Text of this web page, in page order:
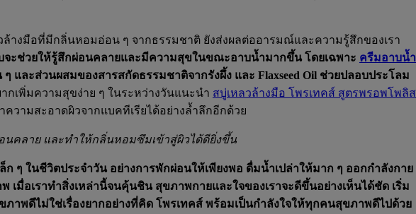
างมือที่มีกลิ่นหอมอ่อน ๆ จากธรรมชาติ ยังส่งผลต่ออารมณ์และความรู้สึกของเรา
ะช่วยให้รู้สึกผ่อนคลายและมีความสุขในขณะอาบน้ำมากขึ้น โดยเฉพาะ ครีมอาบน้ำ
และส่วนผสมของสารสกัดธรรมชาติจากรังผึ้ง และ Flaxseed Oil ช่วยปลอบประโลม
กเพิ่มความสุขง่าย ๆ ในระหว่างวันแนะนำ สบู่เหลวล้างมือ โพรเทคส์ สูตรพรอพโพลิส
วามสะอาดผิวจากแบคทีเรียได้อย่างล้ำลึกอีกด้วย
นคลาย และทำให้กลิ่นหอมซึมเข้าสู่ผิวได้ดียิ่งขึ้น
ก ๆ ในชีวิตประจำวัน อย่างการพักผ่อนให้เพียงพอ ดื่มน้ำเปล่าให้มาก ๆ ออกกำลังกาย
เมื่อเราทำสิ่งเหล่านี้จนคุ้นชิน สุขภาพกายและใจของเราจะดีขึ้นอย่างเห็นได้ชัด เริ่ม
พดีไม่ใช่เรื่องยากอย่างที่คิด โพรเทคส์ พร้อมเป็นกำลังใจให้ทุกคนสุขภาพดีไปด้วย